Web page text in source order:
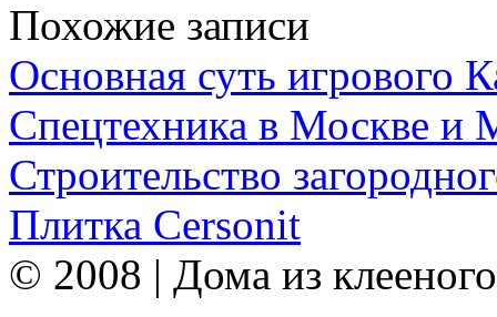
Похожие записи
Основная суть игрового
Спецтехника в Москве и
Строительство
Плитка Cersonit
© 2008 | Дома из